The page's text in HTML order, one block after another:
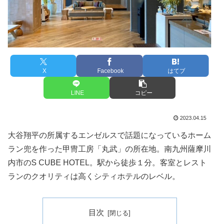
X Facebook はてブ
LINE コピー
2023.04.15
大谷翔平の所属するエンゼルスで話題になっているホーム
ラン兜を作った甲冑工房「丸武」の所在地。南九州薩摩川
内市のS CUBE HOTEL。駅から徒歩１分。客室とレスト
ランのクオリティは高くシティホテルのレベル。
目次